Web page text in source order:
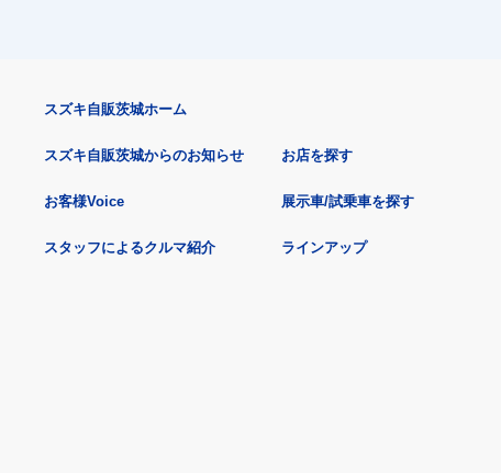
スズキ自販茨城ホーム
スズキ自販茨城からのお知らせ
お客様Voice
スタッフによるクルマ紹介
お店を探す
展示車/試乗車を探す
ラインアップ